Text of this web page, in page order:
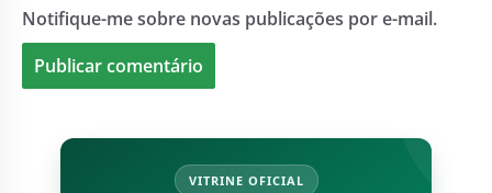
Notifique-me sobre novas publicações por e-mail.
VITRINE OFICIAL